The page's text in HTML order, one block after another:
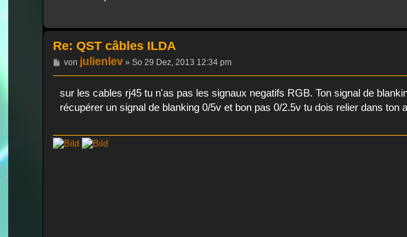
Re: QST câbles ILDA
Beitrag
von julienlev» So 29 Dez, 2013 12:34 pm
sur les cables rj45 tu n'as pas les signaux negatifs RGB. Ton signal de
récupérer un signal de blanking 0/5v et bon pas 0/2.5v tu dois relier dans ton